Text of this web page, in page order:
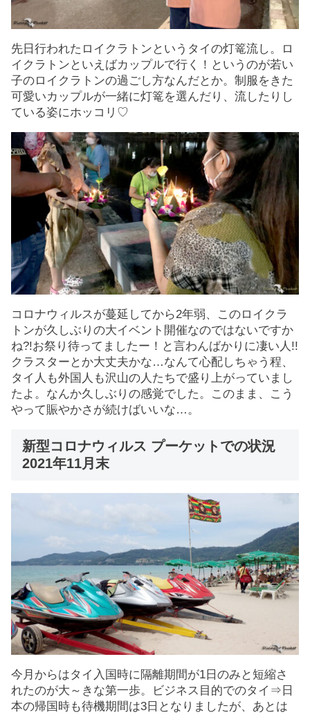
先日行われたロイクラトンというタイの灯篭流し。ロ
イクラトンといえばカップルで行く！というのが若い
子のロイクラトンの過ごし方なんだとか。制服をきた
可愛いカップルが一緒に灯篭を選んだり、流したりし
ている姿にホッコリ♡
コロナウィルスが蔓延してから2年弱、このロイクラ
トンが久しぶりの大イベント開催なのではないですか
ね?!お祭り待ってましたー！と言わんばかりに凄い人!!
クラスターとか大丈夫かな…なんて心配しちゃう程、
タイ人も外国人も沢山の人たちで盛り上がっていまし
たよ。なんか久しぶりの感覚でした。このまま、こう
やって賑やかさが続けばいいな…。
新型コロナウィルス プーケットでの状況
2021年11月末
今月からはタイ入国時に隔離期間が1日のみと短縮さ
れたのが大～きな第一歩。ビジネス目的でのタイ⇒日
本の帰国時も待機期間は3日となりましたが、あとは